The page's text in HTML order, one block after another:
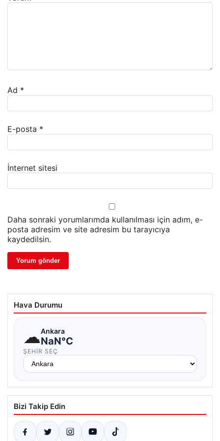
Ad *
E-posta *
İnternet sitesi
Daha sonraki yorumlarımda kullanılması için adım, e-
posta adresim ve site adresim bu tarayıcıya
kaydedilsin.
Hava Durumu
☁Ankara
NaN°C
ŞEHIR SEÇ
Bizi Takip Edin